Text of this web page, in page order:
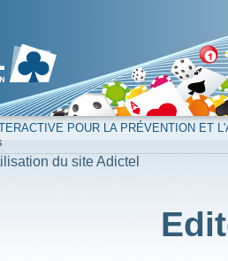
POUR LA PRÉVENTION ET
du site Adictel